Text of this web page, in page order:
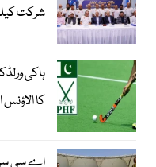
شرکت
کا